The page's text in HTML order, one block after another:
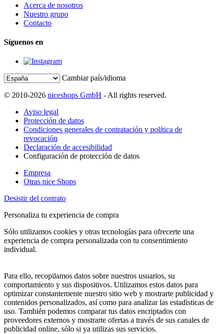
Acerca de nosotros
Nuestro grupo
Contacto
Síguenos en
Cambiar país/idioma
© 2010-2026 niceshops GmbH - All rights reserved.
Aviso legal
Protección de datos
Condiciones generales de contratación y política de
revocación
Declaración de accesibilidad
Configuración de protección de datos
Empresa
Otras nice Shops
Desistir del contrato
Personaliza tu experiencia de compra
Sólo utilizamos cookies y otras tecnologías para ofrecerte una
experiencia de compra personalizada con tu consentimiento
individual.
Para ello, recopilamos datos sobre nuestros usuarios, su
comportamiento y sus dispositivos. Utilizamos estos datos para
optimizar constantemente nuestro sitio web y mostrarte publicidad y
contenidos personalizados, así como para analizar las estadísticas de
uso. También podemos comparar tus datos encriptados con
proveedores externos y mostrarte ofertas a través de sus canales de
publicidad online, sólo si ya utilizas sus servicios.